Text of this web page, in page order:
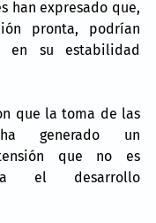
han expresado que,
pronta, podrían
en su estabilidad
que la toma de las
ha generado un
que no es
el desarrollo